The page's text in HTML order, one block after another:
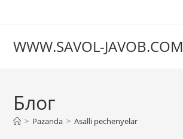
WWW.SAVOL-JAVOB.COM
Блог
> Pazanda > Asalli pechenyelar